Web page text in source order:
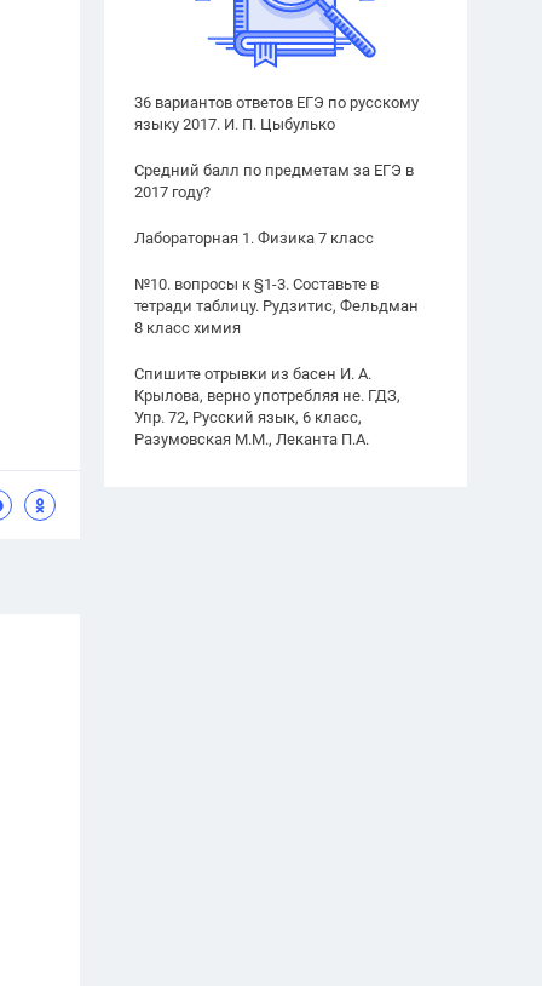
36 вариантов ответов ЕГЭ по русскому
языку 2017. И. П. Цыбулько
Средний балл по предметам за ЕГЭ в
2017 году?
Лабораторная 1. Физика 7 класс
№10. вопросы к §1-3. Составьте в
тетради таблицу. Рудзитис, Фельдман
8 класс химия
Спишите отрывки из басен И. А.
Крылова, верно употребляя не. ГДЗ,
Упр. 72, Русский язык, 6 класс,
Разумовская М.М., Леканта П.А.